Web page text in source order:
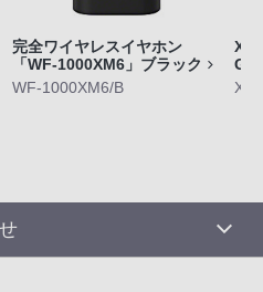
完全ワイヤレスイヤホン
「WF-1000XM6」ブラック
WF-1000XM6/B